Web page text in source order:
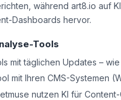
während art8.io auf
Dashboards hervor.
Tools
mit täglichen Updates –
mit Ihren CMS-Systemen
nutzen KI für